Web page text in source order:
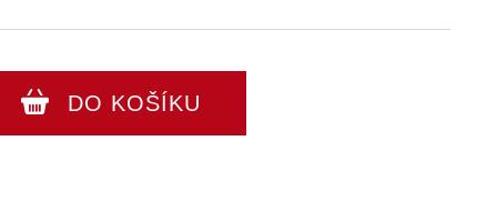
DO KOŠÍKU